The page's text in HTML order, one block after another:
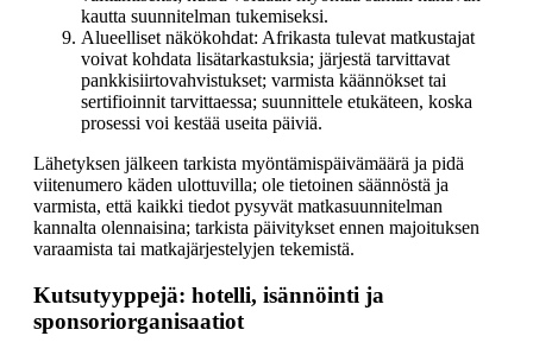
kautta suunnitelman tukemiseksi.
Alueelliset näkökohdat: Afrikasta tulevat matkustajat
voivat kohdata lisätarkastuksia; järjestä tarvittavat
pankkisiirtovahvistukset; varmista käännökset tai
sertifioinnit tarvittaessa; suunnittele etukäteen, koska
prosessi voi kestää useita päiviä.
Lähetyksen jälkeen tarkista myöntämispäivämäärä ja pidä
viitenumero käden ulottuvilla; ole tietoinen säännöstä ja
varmista, että kaikki tiedot pysyvät matkasuunnitelman
kannalta olennaisina; tarkista päivitykset ennen majoituksen
varaamista tai matkajärjestelyjen tekemistä.
Kutsutyyppejä: hotelli, isännöinti ja
sponsoriorganisaatiot